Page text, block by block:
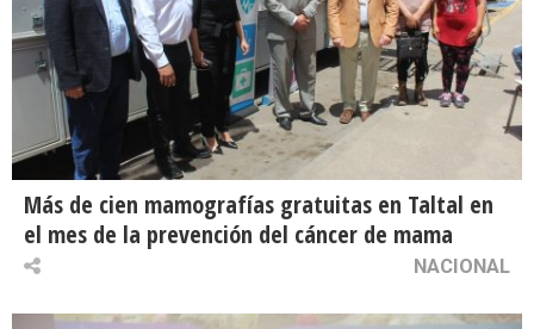
Más de cien mamografías gratuitas en Taltal en
el mes de la prevención del cáncer de mama
NACIONAL